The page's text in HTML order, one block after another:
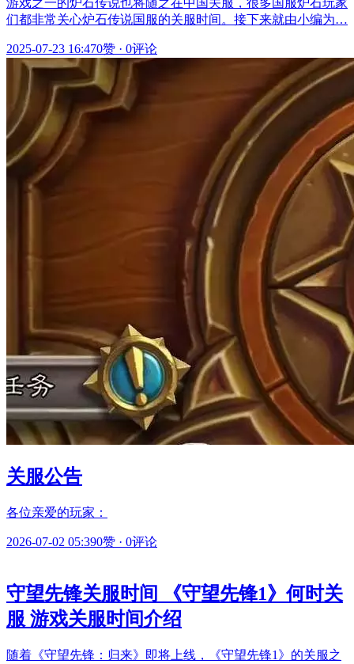
游戏之一的炉石传说也将随之在中国关服，很多国服炉石玩家
们都非常关心炉石传说国服的关服时间。接下来就由小编为…
2025-07-23 16:470赞 · 0评论
关服公告
各位亲爱的玩家：
2026-07-02 05:390赞 · 0评论
守望先锋关服时间 《守望先锋1》何时关
服 游戏关服时间介绍
随着《守望先锋：归来》即将上线，《守望先锋1》的关服之